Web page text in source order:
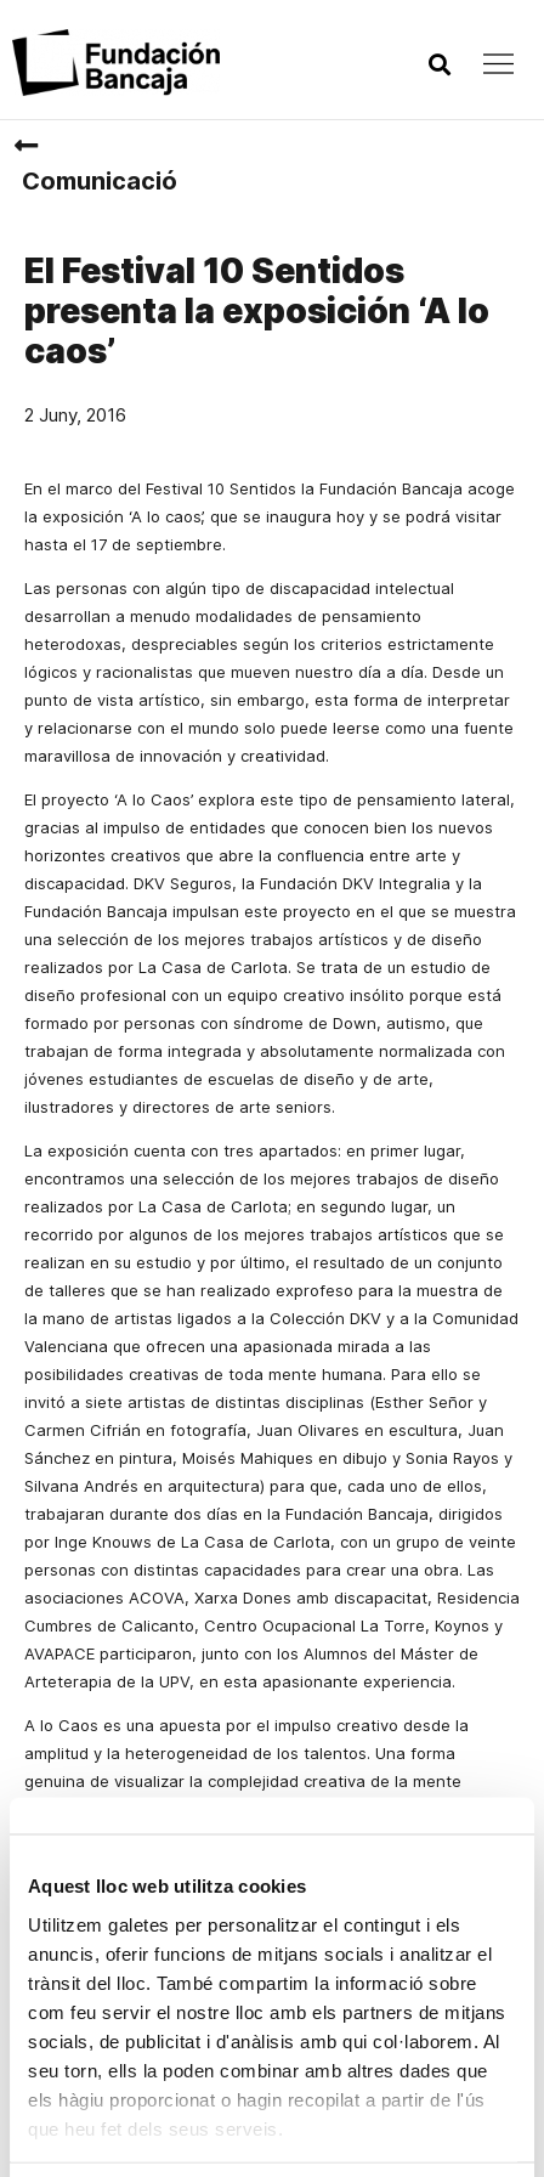
Aquest lloc web utilitza cookies
Utilitzem galetes per personalitzar el contingut i els
anuncis, oferir funcions de mitjans socials i analitzar el
trànsit del lloc. També compartim la informació sobre
com feu servir el nostre lloc amb els partners de mitjans
socials, de publicitat i d'anàlisis amb qui col·laborem. Al
seu torn, ells la poden combinar amb altres dades que
els hàgiu proporcionat o hagin recopilat a partir de l'ús
que heu fet dels seus serveis.
Comunicació
El Festival 10 Sentidos
presenta la exposición ‘A lo
caos’
2 Juny, 2016
En el marco del Festival 10 Sentidos la Fundación Bancaja acoge
la exposición ‘A lo caos’, que se inaugura hoy y se podrá visitar
hasta el 17 de septiembre.
Las personas con algún tipo de discapacidad intelectual
desarrollan a menudo modalidades de pensamiento
heterodoxas, despreciables según los criterios estrictamente
lógicos y racionalistas que mueven nuestro día a día. Desde un
punto de vista artístico, sin embargo, esta forma de interpretar
y relacionarse con el mundo solo puede leerse como una fuente
maravillosa de innovación y creatividad.
El proyecto ‘A lo Caos’ explora este tipo de pensamiento lateral,
gracias al impulso de entidades que conocen bien los nuevos
horizontes creativos que abre la confluencia entre arte y
discapacidad. DKV Seguros, la Fundación DKV Integralia y la
Fundación Bancaja impulsan este proyecto en el que se muestra
una selección de los mejores trabajos artísticos y de diseño
realizados por La Casa de Carlota. Se trata de un estudio de
diseño profesional con un equipo creativo insólito porque está
formado por personas con síndrome de Down, autismo, que
trabajan de forma integrada y absolutamente normalizada con
jóvenes estudiantes de escuelas de diseño y de arte,
ilustradores y directores de arte seniors.
La exposición cuenta con tres apartados: en primer lugar,
encontramos una selección de los mejores trabajos de diseño
realizados por La Casa de Carlota; en segundo lugar, un
recorrido por algunos de los mejores trabajos artísticos que se
realizan en su estudio y por último, el resultado de un conjunto
de talleres que se han realizado exprofeso para la muestra de
la mano de artistas ligados a la Colección DKV y a la Comunidad
Valenciana que ofrecen una apasionada mirada a las
posibilidades creativas de toda mente humana. Para ello se
invitó a siete artistas de distintas disciplinas (Esther Señor y
Carmen Cifrián en fotografía, Juan Olivares en escultura, Juan
Sánchez en pintura, Moisés Mahiques en dibujo y Sonia Rayos y
Silvana Andrés en arquitectura) para que, cada uno de ellos,
trabajaran durante dos días en la Fundación Bancaja, dirigidos
por Inge Knouws de La Casa de Carlota, con un grupo de veinte
personas con distintas capacidades para crear una obra. Las
asociaciones ACOVA, Xarxa Dones amb discapacitat, Residencia
Cumbres de Calicanto, Centro Ocupacional La Torre, Koynos y
AVAPACE participaron, junto con los Alumnos del Máster de
Arteterapia de la UPV, en esta apasionante experiencia.
A lo Caos es una apuesta por el impulso creativo desde la
amplitud y la heterogeneidad de los talentos. Una forma
genuina de visualizar la complejidad creativa de la mente
En La Casa de Carlota el caos se convierte en una metodología
reto creativo. Un caos creativo que abre puertas y ventanas a
las que de repente le crecen patas que empiezan andar sobre
un papel. Que hace que una palabra perdida, escrita en una
hoja, se convierta en el nombre de una botella de cava, una
mancha en un personaje y un trozo de papel empiece a volar
porque alguien le ha puesto alas. La filosofía del caos creativo
es no esforzarse en buscar una estética o una idea, pero estar
muy preparados y atentos para encontrarla. Por eso,